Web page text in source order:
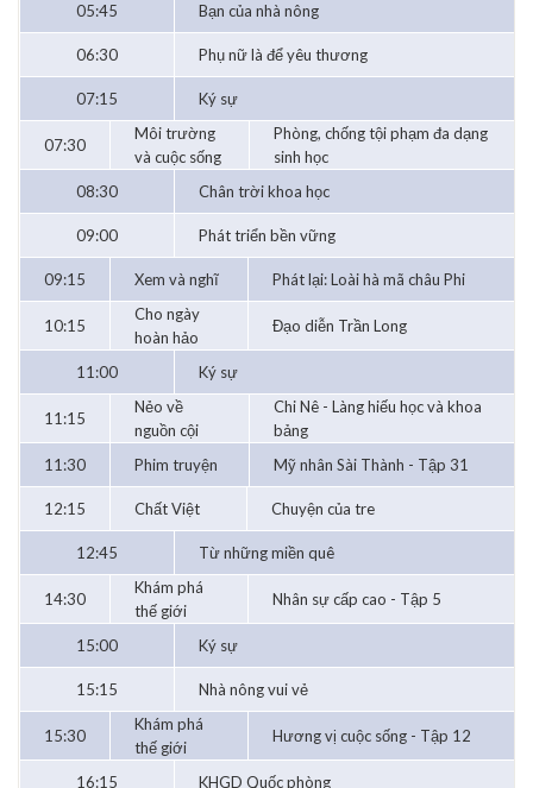
05:45 Bạn của nhà nông
06:30 Phụ nữ là để yêu thương
07:15 Ký sự
07:30
Môi trường
và cuộc sống
Phòng, chống tội phạm đa dạng
sinh học
08:30
Chân trời khoa học
09:00 Phát triển bền vững
09:15 Xem và nghĩ Phát lại: Loài hà mã châu Phi
10:15
Cho ngày
hoàn hảo
Đạo diễn Trần Long
11:00 Ký sự
11:15
Nẻo về
nguồn cội
Chi Nê - Làng hiếu học và khoa
bảng
11:30
Phim truyện Mỹ nhân Sài Thành - Tập 31
12:15 Chất Việt Chuyện của tre
12:45 Từ những miền quê
14:30
Khám phá
thế giới
Nhân sự cấp cao - Tập 5
15:00 Ký sự
15:15 Nhà nông vui vẻ
15:30
Khám phá
thế giới
Hương vị cuộc sống - Tập 12
16:15 KHGD Quốc phòng